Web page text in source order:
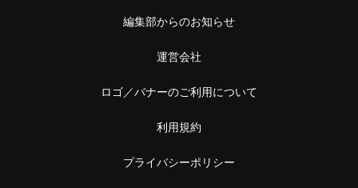
編集部からのお知らせ
運営会社
ロゴ／バナーのご利用について
利用規約
プライバシーポリシー